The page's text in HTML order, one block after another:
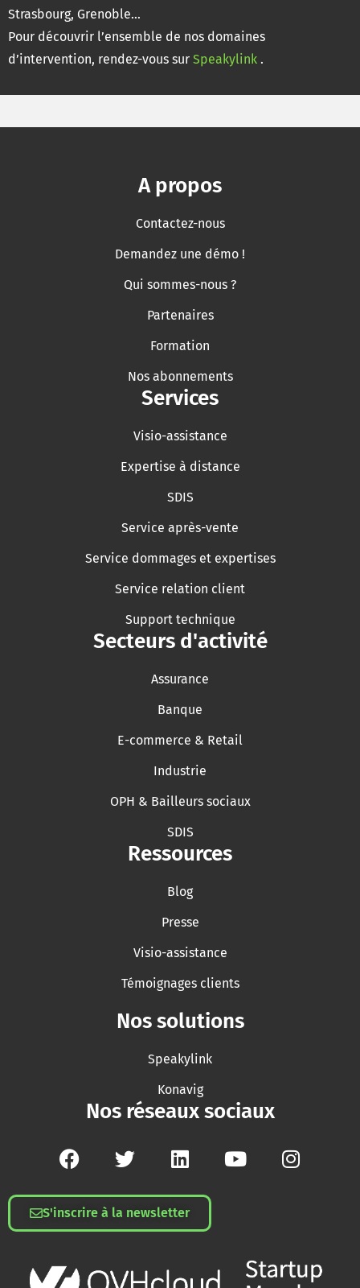
Strasbourg, Grenoble…
Pour découvrir l’ensemble de nos domaines
d’intervention, rendez-vous sur Speakylink .
A propos
Contactez-nous
Demandez une démo !
Qui sommes-nous ?
Partenaires
Formation
Nos abonnements
Services
Visio-assistance
Expertise à distance
SDIS
Service après-vente
Service dommages et expertises
Service relation client
Support technique
Secteurs d'activité
Assurance
Banque
E-commerce & Retail
Industrie
OPH & Bailleurs sociaux
SDIS
Ressources
Blog
Presse
Visio-assistance
Témoignages clients
Nos solutions
Speakylink
Konavig
Nos réseaux sociaux
S'inscrire à la newsletter